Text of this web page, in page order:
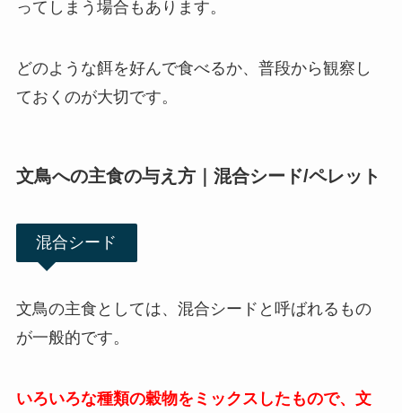
ってしまう場合もあります。
どのような餌を好んで食べるか、普段から観察し
ておくのが大切です。
文鳥への主食の与え方｜混合シード/ペレット
混合シード
文鳥の主食としては、混合シードと呼ばれるもの
が一般的です。
いろいろな種類の穀物をミックスしたもので、文